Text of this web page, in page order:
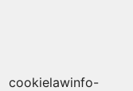
cookielawinfo-